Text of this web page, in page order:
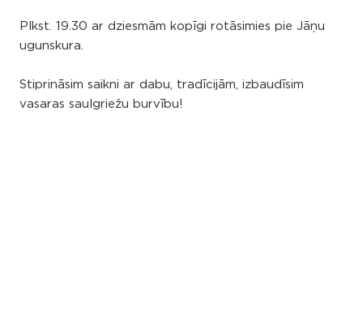
Plkst. 19.30 ar dziesmām kopīgi rotāsimies pie Jāņu
ugunskura.
Stiprināsim saikni ar dabu, tradīcijām, izbaudīsim
vasaras saulgriežu burvību!